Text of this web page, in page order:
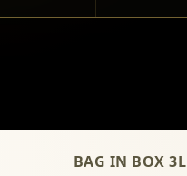
BAG IN BOX 3L